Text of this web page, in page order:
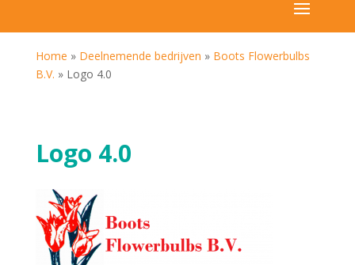
Home » Deelnemende bedrijven » Boots Flowerbulbs
B.V. » Logo 4.0
Logo 4.0